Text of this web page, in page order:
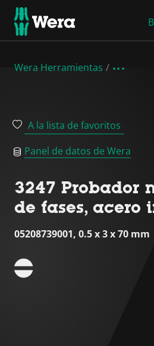
Wera Herramientas
A la lista de favoritos
Panel de datos de Wera
3247 Probador
de fases, acero
05208739001, 0.5 x 3 x 70 mm